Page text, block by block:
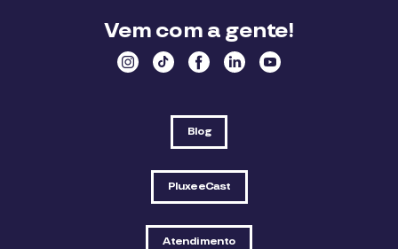
Vem com a gente!
Blog
PluxeeCast
Atendimento